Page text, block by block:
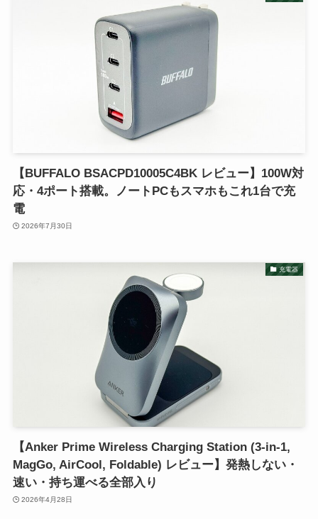
【BUFFALO BSACPD10005C4BK レビュー】100W対
応・4ポート搭載。ノートPCもスマホもこれ1台で充
電
2026年7月30日
充電器
【Anker Prime Wireless Charging Station (3-in-1,
MagGo, AirCool, Foldable) レビュー】発熱しない・
速い・持ち運べる全部入り
2026年4月28日